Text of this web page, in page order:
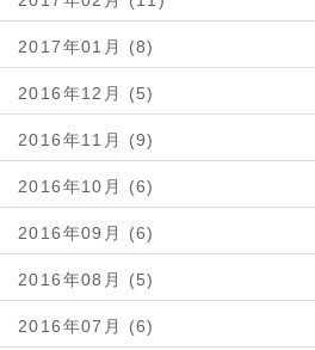
2017年01月 (8)
2016年12月 (5)
2016年11月 (9)
2016年10月 (6)
2016年09月 (6)
2016年08月 (5)
2016年07月 (6)